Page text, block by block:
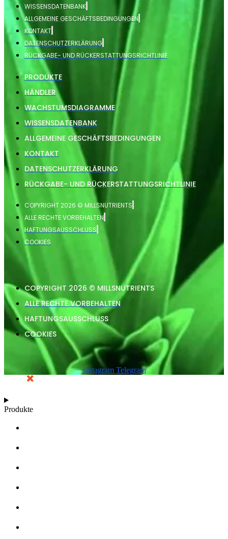
WISSENSDATENBANK
ALLGEMEINE GESCHÄFTSBEDINGUNGEN
KONTAKT
DATENSCHUTZERKLÄRUNG
RÜCKGABE- UND RÜCKERSTATTUNGSRICHTLINIE
PRODUKTE
HÄNDLER
WACHSTUMSDIAGRAMME
WISSENSDATENBANK
ALLGEMEINE GESCHÄFTSBEDINGUNGEN
KONTAKT
DATENSCHUTZERKLÄRUNG
RÜCKGABE- UND RÜCKERSTATTUNGSRICHTLINIE
COPYRIGHT 2026 © MILLSNUTRIENTS
ALLE RECHTE VORBEHALTEN
HAFTUNGSAUSSCHLUSS
COOKIES
COPYRIGHT 2026 © MILLSNUTRIENTS
ALLE RECHTE VORBEHALTEN
HAFTUNGSAUSSCHLUSS
COOKIES
Instagram Telegram
Produkte